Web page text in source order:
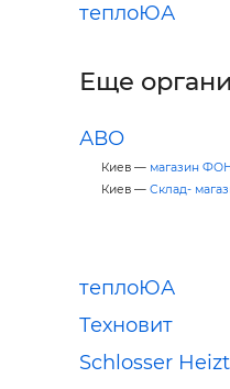
теплоЮА
Еще
АВО
Киев — магазин
Киев — Склад-
теплоЮА
Техновит
Schlosser